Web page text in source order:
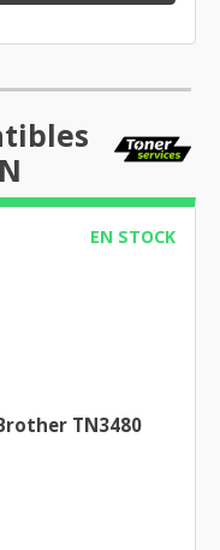
EN STOCK
TN3480